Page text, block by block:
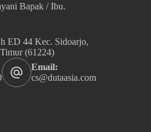
Bapak / Ibu.
ED 44 Kec. Sidoarjo,
(61224)
Email:
cs@dutaasia.com